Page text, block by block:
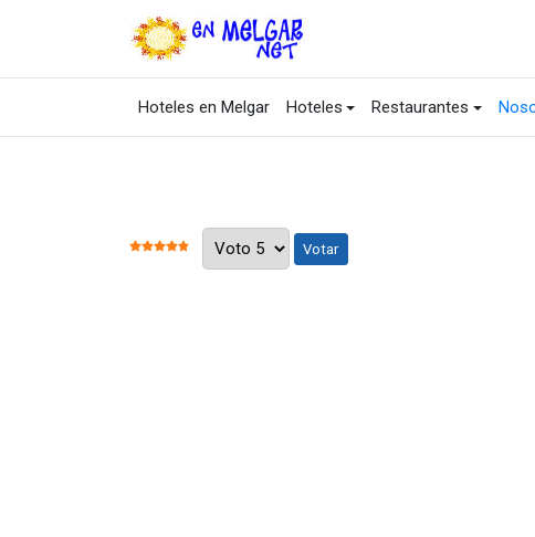
Hoteles en Melgar Hoteles Restaurantes
RATIO:5/5
Por favor, vote